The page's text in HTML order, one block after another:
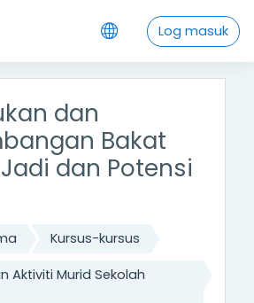
Log masuk
dan
Bakat
dan Potensi
Kursus-kursus
Aktiviti Murid Sekolah